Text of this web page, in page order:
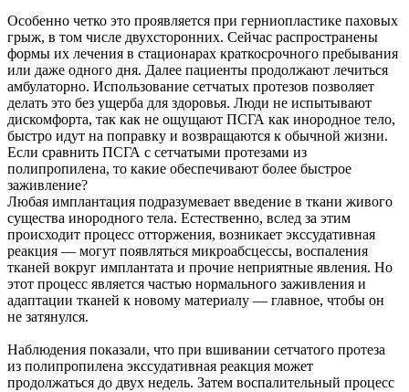
Особенно четко это проявляется при герниопластике паховых
грыж, в том числе двухсторонних. Сейчас распространены
формы их лечения в стационарах краткосрочного пребывания
или даже одного дня. Далее пациенты продолжают лечиться
амбулаторно. Использование сетчатых протезов позволяет
делать это без ущерба для здоровья. Люди не испытывают
дискомфорта, так как не ощущают ПСГА как инородное тело,
быстро идут на поправку и возвращаются к обычной жизни.
Если сравнить ПСГА с сетчатыми протезами из
полипропилена, то какие обеспечивают более быстрое
заживление?
Любая имплантация подразумевает введение в ткани живого
существа инородного тела. Естественно, вслед за этим
происходит процесс отторжения, возникает экссудативная
реакция — могут появляться микроабсцессы, воспаления
тканей вокруг имплантата и прочие неприятные явления. Но
этот процесс является частью нормального заживления и
адаптации тканей к новому материалу — главное, чтобы он
не затянулся.
Наблюдения показали, что при вшивании сетчатого протеза
из полипропилена экссудативная реакция может
продолжаться до двух недель. Затем воспалительный процесс